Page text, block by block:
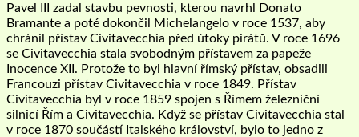
Pavel III zadal stavbu pevnosti, kterou navrhl Donato
Bramante a poté dokončil Michelangelo v roce 1537, aby
chránil přístav Civitavecchia před útoky pirátů. V roce 1696
se Civitavecchia stala svobodným přístavem za papeže
Inocence XII. Protože to byl hlavní římský přístav, obsadili
Francouzi přístav Civitavecchia v roce 1849. Přístav
Civitavecchia byl v roce 1859 spojen s Římem železniční
silnicí Řím a Civitavecchia. Když se přístav Civitavecchia stal
v roce 1870 součástí Italského království, bylo to jedno z